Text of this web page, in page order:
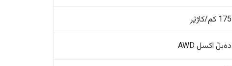
175 کم/کاژێر
دەبڵ اکسل AWD